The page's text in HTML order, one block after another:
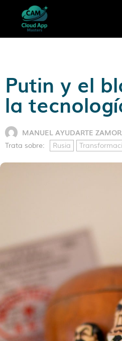
Putin y el
la
MANUEL AYUDARTE
Trata sobre: Rusia